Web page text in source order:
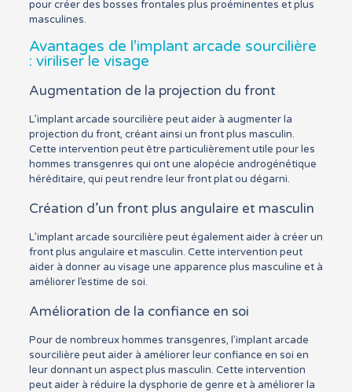
pour créer des bosses frontales plus proéminentes et plus
masculines.
Avantages de l’implant arcade sourcilière
: viriliser le visage
Augmentation de la projection du front
L’implant arcade sourcilière peut aider à augmenter la
projection du front, créant ainsi un front plus masculin.
Cette intervention peut être particulièrement utile pour les
hommes transgenres qui ont une alopécie androgénétique
héréditaire, qui peut rendre leur front plat ou dégarni.
Création d’un front plus angulaire et masculin
L’implant arcade sourcilière peut également aider à créer un
front plus angulaire et masculin. Cette intervention peut
aider à donner au visage une apparence plus masculine et à
améliorer l’estime de soi.
Amélioration de la confiance en soi
Pour de nombreux hommes transgenres, l’implant arcade
sourcilière peut aider à améliorer leur confiance en soi en
leur donnant un aspect plus masculin. Cette intervention
peut aider à réduire la dysphorie de genre et à améliorer la